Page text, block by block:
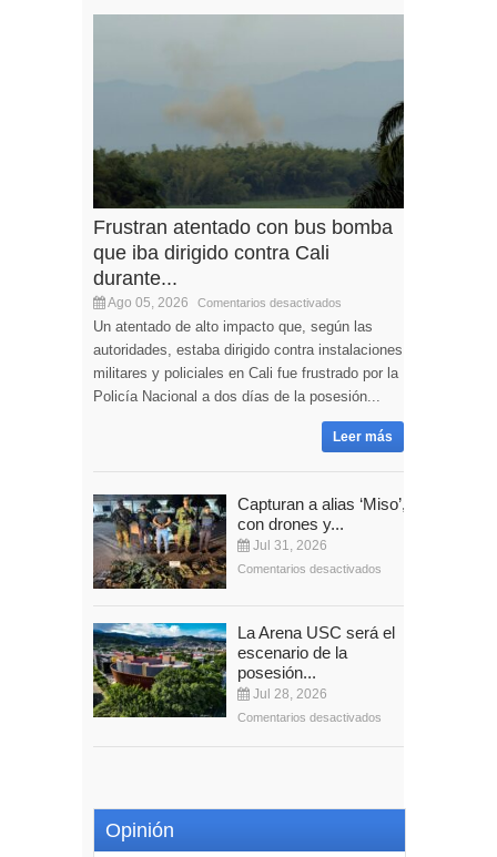
Frustran atentado con bus bomba
que iba dirigido contra Cali
durante...
Ago 05, 2026 Comentarios desactivados
Un atentado de alto impacto que, según las
autoridades, estaba dirigido contra instalaciones
militares y policiales en Cali fue frustrado por la
Policía Nacional a dos días de la posesión...
Leer más
Capturan a alias ‘Miso’,
con drones y...
Jul 31, 2026
Comentarios desactivados
La Arena USC será el
escenario de la
posesión...
Jul 28, 2026
Comentarios desactivados
Opinión